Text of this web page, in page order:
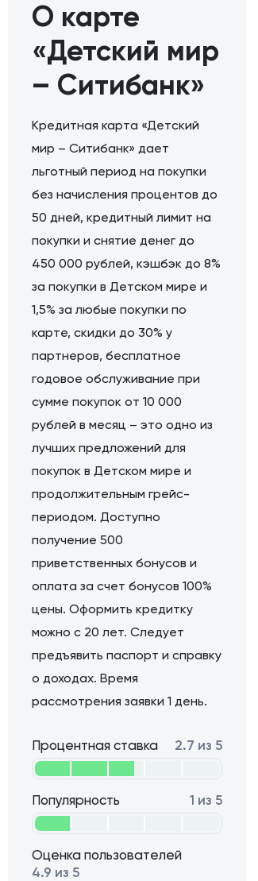
О карте
«Детский мир
– Ситибанк»
Кредитная карта «Детский
мир – Ситибанк» дает
льготный период на покупки
без начисления процентов до
50 дней, кредитный лимит на
покупки и снятие денег до
450 000 рублей, кэшбэк до 8%
за покупки в Детском мире и
1,5% за любые покупки по
карте, скидки до 30% у
партнеров, бесплатное
годовое обслуживание при
сумме покупок от 10 000
рублей в месяц – это одно из
лучших предложений для
покупок в Детском мире и
продолжительным грейс-
периодом. Доступно
получение 500
приветственных бонусов и
оплата за счет бонусов 100%
цены. Оформить кредитку
можно с 20 лет. Следует
предъявить паспорт и справку
о доходах. Время
рассмотрения заявки 1 день.
Процентная ставка 2.7 из 5
Популярность 1 из 5
Оценка пользователей
4.9 из 5